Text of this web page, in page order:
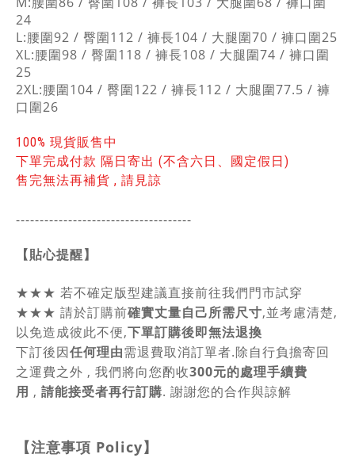
24
L:腰圍92 / 臀圍112 / 褲長104 / 大腿圍70 / 褲口圍25
XL:腰圍98 / 臀圍118 / 褲長108 / 大腿圍74 / 褲口圍
25
2XL:腰圍104 / 臀圍122 / 褲長112 / 大腿圍77.5 / 褲
口圍26
100% 現貨販售中
下單完成付款 隔日寄出 (不含六日、國定假日)
售完無法再補貨 , 請見諒
-------------------------------------
【貼心提醒】
★★★ 若不確定版型建議直接前往我們門市試穿
★★★ 請於訂購前確實丈量自己所需尺寸,並考慮清楚,
以免造成彼此不便,下單訂購後即無法退換
下訂後因任何理由需退費取消訂單者.除自行負擔寄回
之運費之外 , 我們將向您酌收300元的處理手續費
用 , 請能接受者再行訂購. 謝謝您的合作與諒解
【注意事項 Policy】